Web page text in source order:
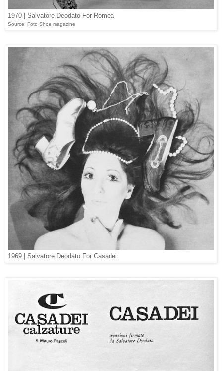
1970 | Salvatore Deodato For Romea
Source: Foto Shoe magazine
1969 | Salvatore Deodato For Casadei